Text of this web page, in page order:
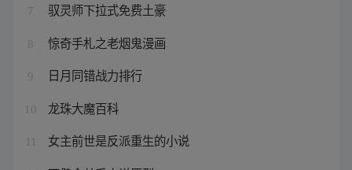
7 驭灵师下拉式免费土豪
8 惊奇手札之老烟鬼漫画
9 日月同错战力排行
10 龙珠大魔百科
女主前世是反派重生的小说